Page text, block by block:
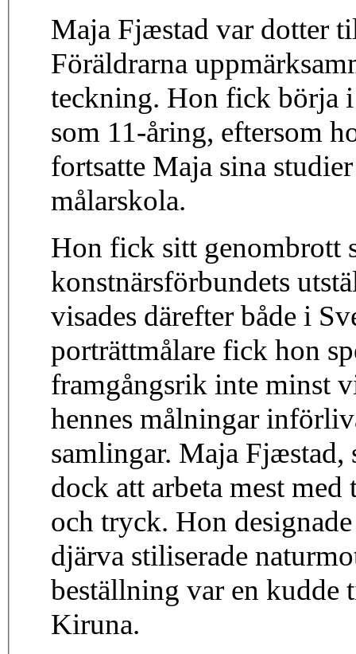
Maja Fjæstad var dotter
Föräldrarna
teckning. Hon fick börja
som 11-åring, eftersom
fortsatte Maja sina
målarskola.
Hon fick sitt genombrott
konstnärsförbundets
visades därefter både i
porträttmålare fick hon
framgångsrik inte minst
hennes målningar
samlingar. Maja
dock att arbeta mest
och tryck. Hon
djärva stiliserade
beställning var en
Kiruna.